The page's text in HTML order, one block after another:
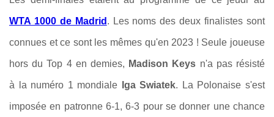
WTA 1000 de Madrid . Les noms des deux finalistes sont
connues et ce sont les mêmes qu'en 2023 ! Seule joueuse
hors du Top 4 en demies, Madison Keys n'a pas résisté
à la numéro 1 mondiale Iga Swiatek. La Polonaise s'est
imposée en patronne 6-1, 6-3 pour se donner une chance